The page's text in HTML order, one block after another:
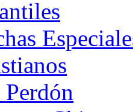
Perdón